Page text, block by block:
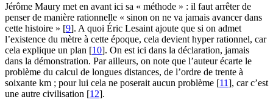
Jérôme Maury met en avant ici sa « méthode » : il faut arrêter de
penser de manière rationnelle « sinon on ne va jamais avancer dans
cette histoire » [9]. A quoi Éric Lesaint ajoute que si on admet
l’existence du mètre à cette époque, cela devient hyper rationnel, car
cela explique un plan [10]. On est ici dans la déclaration, jamais
dans la démonstration. Par ailleurs, on note que l’auteur écarte le
problème du calcul de longues distances, de l’ordre de trente à
soixante km ; pour lui cela ne poserait aucun problème [11], car c’est
une autre civilisation [12].